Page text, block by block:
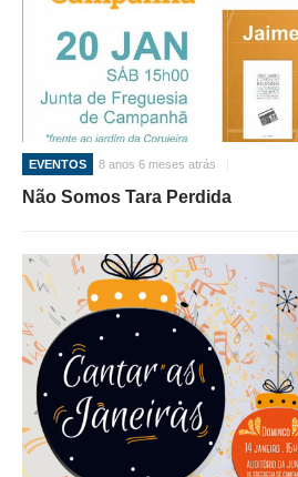
EVENTOS 8 anos 6 meses atrás
Não Somos Tara Perdida